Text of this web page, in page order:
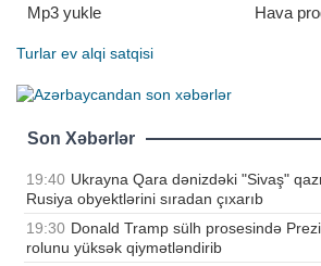
Mp3 yukle
Hava
Turlar ev alqi satqisi
Son Xəbərlər
19:40 Ukrayna Qara dənizdəki "Sivaş"
Rusiya obyektlərini sıradan çıxarıb
19:30 Donald Tramp sülh prosesində
rolunu yüksək qiymətləndirib